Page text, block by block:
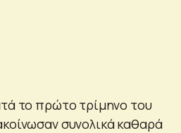
το πρώτο τρίμηνο του
συνολικά καθαρά